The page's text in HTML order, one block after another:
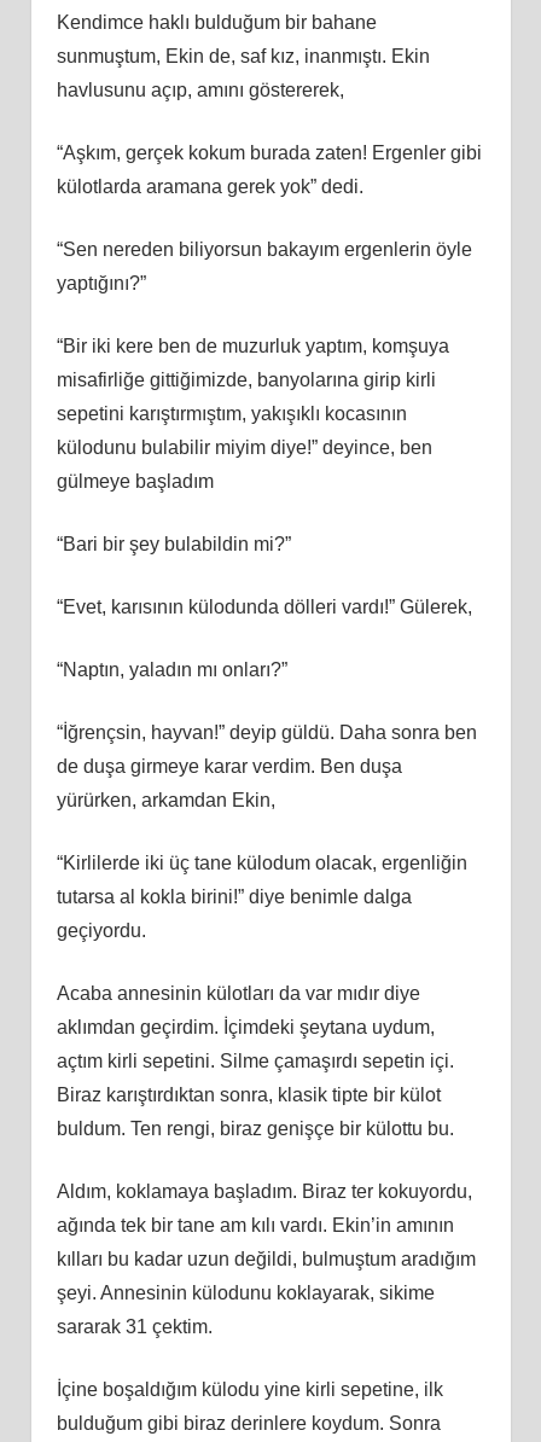
Kendimce haklı bulduğum bir bahane
sunmuştum, Ekin de, saf kız, inanmıştı. Ekin
havlusunu açıp, amını göstererek,
“Aşkım, gerçek kokum burada zaten! Ergenler gibi
külotlarda aramana gerek yok” dedi.
“Sen nereden biliyorsun bakayım ergenlerin öyle
yaptığını?”
“Bir iki kere ben de muzurluk yaptım, komşuya
misafirliğe gittiğimizde, banyolarına girip kirli
sepetini karıştırmıştım, yakışıklı kocasının
külodunu bulabilir miyim diye!” deyince, ben
gülmeye başladım
“Bari bir şey bulabildin mi?”
“Evet, karısının külodunda dölleri vardı!” Gülerek,
“Naptın, yaladın mı onları?”
“İğrençsin, hayvan!” deyip güldü. Daha sonra ben
de duşa girmeye karar verdim. Ben duşa
yürürken, arkamdan Ekin,
“Kirlilerde iki üç tane külodum olacak, ergenliğin
tutarsa al kokla birini!” diye benimle dalga
geçiyordu.
Acaba annesinin külotları da var mıdır diye
aklımdan geçirdim. İçimdeki şeytana uydum,
açtım kirli sepetini. Silme çamaşırdı sepetin içi.
Biraz karıştırdıktan sonra, klasik tipte bir külot
buldum. Ten rengi, biraz genişçe bir külottu bu.
Aldım, koklamaya başladım. Biraz ter kokuyordu,
ağında tek bir tane am kılı vardı. Ekin’in amının
kılları bu kadar uzun değildi, bulmuştum aradığım
şeyi. Annesinin külodunu koklayarak, sikime
sararak 31 çektim.
İçine boşaldığım külodu yine kirli sepetine, ilk
bulduğum gibi biraz derinlere koydum. Sonra